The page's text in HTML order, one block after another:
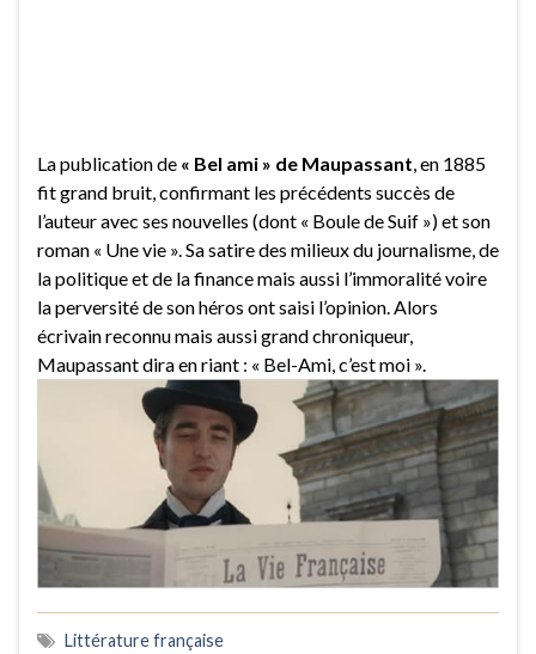
La publication de « Bel ami » de Maupassant , en 1885
fit grand bruit, confirmant les précédents succès de
l’auteur avec ses nouvelles (dont « Boule de Suif ») et son
roman « Une vie ». Sa satire des milieux du journalisme, de
la politique et de la finance mais aussi l’immoralité voire
la perversité de son héros ont saisi l’opinion. Alors
écrivain reconnu mais aussi grand chroniqueur,
Maupassant dira en riant : « Bel-Ami, c’est moi ».
Littérature française